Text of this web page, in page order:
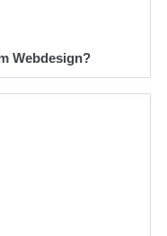
Webdesign?